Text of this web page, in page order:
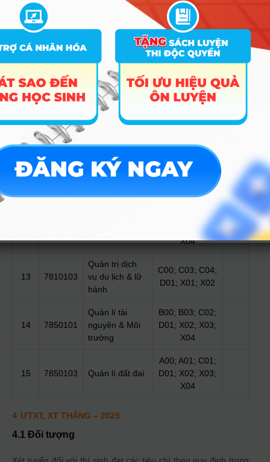
8
Khoa học cây
B00; B03; C02;
D01; X02; X03;
X04
9 7620112
Bảo vệ thực
vật
D01; X02; X03;
X04
7620205
B00; B03; C02;
X04
11 7620211
Quản lí tài
B00; B03; C02;
D01; X02; X03;
B00; B03; C02;
D01; X02; X03;
X04
13 7810103
Quản trị dịch
vụ du lịch & lữ
hành
C00; C03; C04;
D01; X01; X02
14 7850101
Quản lí tài
nguyên & Môi
trường
B00; B03; C02;
D01; X02; X03;
X04
15 7850103 Quản lí đất đai
A00; A01; C01;
D01; X02; X03;
X04
4 ƯTXT, XT THẲNG – 2025
4.1 Đối tượng
Xét tuyển đối với thí sinh đạt các tiêu chí theo quy định trong